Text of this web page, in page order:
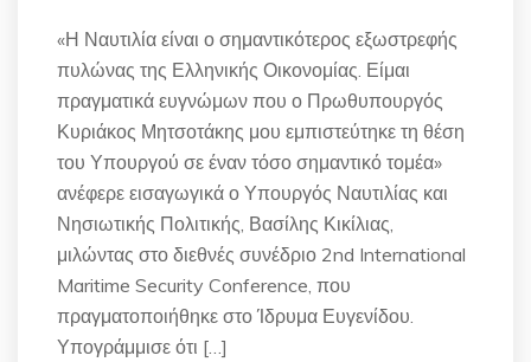
«Η Ναυτιλία είναι ο σημαντικότερος εξωστρεφής
πυλώνας της Ελληνικής Οικονομίας. Είμαι
πραγματικά ευγνώμων που ο Πρωθυπουργός
Κυριάκος Μητσοτάκης μου εμπιστεύτηκε τη θέση
του Υπουργού σε έναν τόσο σημαντικό τομέα»
ανέφερε εισαγωγικά ο Υπουργός Ναυτιλίας και
Νησιωτικής Πολιτικής, Βασίλης Κικίλιας,
μιλώντας στο διεθνές συνέδριο 2nd International
Maritime Security Conference, που
πραγματοποιήθηκε στο Ίδρυμα Ευγενίδου.
Υπογράμμισε ότι […]